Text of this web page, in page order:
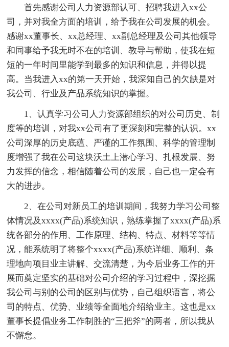
首先感谢公司人力资源部认可、招聘我进入xx公
司，并对我全方面的培训，给予我在公司发展的机会。
感谢xx董事长、xx总经理、xx副总经理及公司其他领导
和同事给予我无时不在的培训、教导与帮助，使我在短
短的一年时间里能学到最多的知识和信息，并得以提
高。当我进入xx的第一天开始，我深知自己的欠缺是对
我公司、行业及产品系统知识的掌握。
1、认真学习公司人力资源部组织的对公司历史、制
度等的培训，对我xx公司有了更深刻和完整的认识。xx
公司深厚的历史底蕴、严谨的工作氛围、科学的管理制
度增强了我在公司这块沃土上潜心学习、扎根发展、努
力发挥的信念，相信随着公司的发展，自己也一定会有
大的进步。
2、在公司对新员工的培训期间，我努力学习公司整
体情况及xxxx(产品)系统知识，熟练掌握了xxxx(产品)系
统各部分的作用、工作原理、结构、特点、材料等等情
况，能系统明了将整个xxxx(产品)系统详细、顺利、条
理地向项目业主讲解、交流清楚，为今后业务工作的开
展而奠定坚实的基础对公司介绍的学习过程中，深挖掘
我公司与别的公司的区别与优势，自己组织语言，将公
司的特点、优势、业绩等全面地介绍给业主。这也是xx
董事长提倡业务工作制胜的“三把斧”的两者，所以我从
不懈怠。